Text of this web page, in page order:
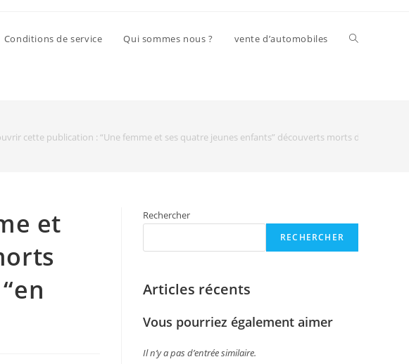
Conditions de service Qui sommes nous ? vente d’automobiles
cette publication : “Une femme et ses quatre jeunes enfants” découverts morts dans un
et
Rechercher
RECHERCHER
Articles récents
Vous pourriez également aimer
Il n’y a pas d’entrée similaire.